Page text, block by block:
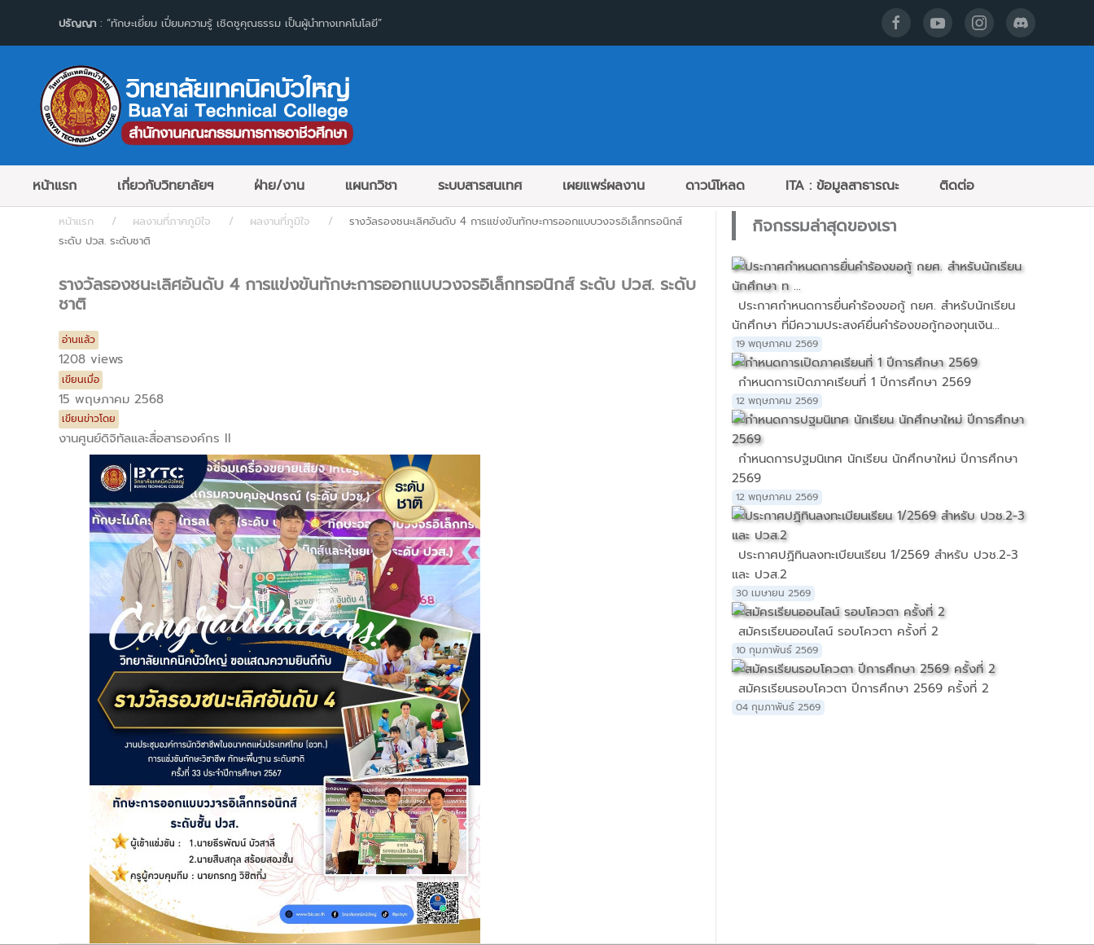
ปรัญญา : “ทักษะเยี่ยม เปี่ยมความรู้ เชิดชูคุณธรรม เป็นผู้นำทางเทคโนโลยี”
หน้าแรก เกี่ยวกับวิทยาลัยฯ ฝ่าย/งาน แผนกวิชา ระบบสารสนเทศ เผยแพร่ผลงาน ดาวน์โหลด ITA : ข้อมูลสาธารณะ ติดต่อ
หน้าแรก ผลงานที่ภาคภูมิใจ ผลงานที่ภูมิใจ
รางวัลรองชนะเลิศอันดับ 4 การแข่งขันทักษะการออกแบบวงจรอิเล็กทรอนิกส์
ระดับ ปวส. ระดับชาติ
รางวัลรองชนะเลิศอันดับ 4 การแข่งขันทักษะการออกแบบวงจรอิเล็กทรอนิกส์ ระดับ ปวส. ระดับ
ชาติ
อ่านแล้ว
1208 views
เขียนเมื่อ
15 พฤษภาคม 2568
เขียนข่าวโดย
งานศูนย์ดิจิทัลและสื่อสารองค์กร II
กิจกรรมล่าสุดของเรา
ประกาศกำหนดการยื่นคำร้องขอกู้ กยศ. สำหรับนักเรียน
นักศึกษา ที่มีความประสงค์ยื่นคำร้องขอกู้กองทุนเงิน...
19 พฤษภาคม 2569
กำหนดการเปิดภาคเรียนที่ 1 ปีการศึกษา 2569
12 พฤษภาคม 2569
กำหนดการปฐมนิเทศ นักเรียน นักศึกษาใหม่ ปีการศึกษา
2569
12 พฤษภาคม 2569
ประกาศปฏิทินลงทะเบียนเรียน 1/2569 สำหรับ ปวช.2-3
และ ปวส.2
30 เมษายน 2569
สมัครเรียนออนไลน์ รอบโควตา ครั้งที่ 2
10 กุมภาพันธ์ 2569
สมัครเรียนรอบโควตา ปีการศึกษา 2569 ครั้งที่ 2
04 กุมภาพันธ์ 2569